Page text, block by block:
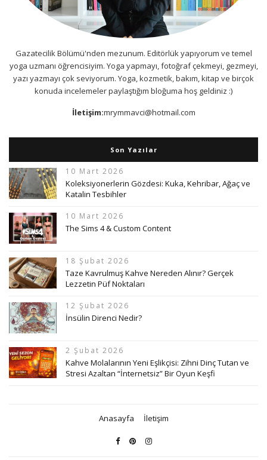
Gazatecilik Bölümü'nden mezunum. Editörlük yapıyorum ve temel
yoga uzmanı öğrencisiyim. Yoga yapmayı, fotoğraf çekmeyi, gezmeyi,
yazı yazmayı çok seviyorum. Yoga, kozmetik, bakım, kitap ve birçok
konuda incelemeler paylaştığım bloğuma hoş geldiniz :)
İletişim:mrymmavci@hotmail.com
Son Yazılar
10 Mart 2026
Koleksiyonerlerin Gözdesi: Kuka, Kehribar, Ağaç ve
Katalin Tesbihler
10 Mart 2026
The Sims 4 & Custom Content
18 Şubat 2026
Taze Kavrulmuş Kahve Nereden Alınır? Gerçek
Lezzetin Püf Noktaları
12 Şubat 2026
İnsülin Direnci Nedir?
2 Şubat 2026
Kahve Molalarının Yeni Eşlikçisi: Zihni Dinç Tutan ve
Stresi Azaltan “İnternetsiz” Bir Oyun Keşfi
Anasayfa İletişim